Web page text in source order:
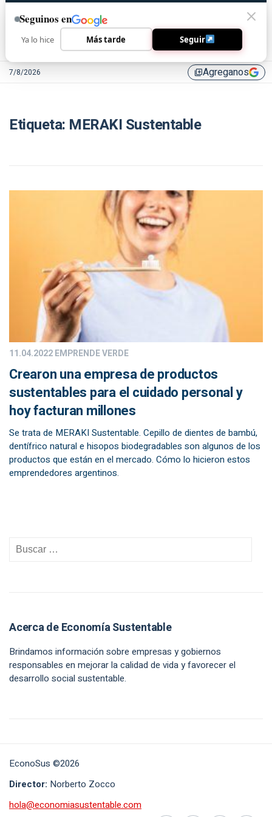
7/8/2026 library_addAgreganos
Etiqueta: MERAKI Sustentable
11.04.2022EMPRENDE VERDE
Crearon una empresa de productos
sustentables para el cuidado personal y
hoy facturan millones
Se trata de MERAKI Sustentable. Cepillo de dientes de bambú,
dentífrico natural e hisopos biodegradables son algunos de los
productos que están en el mercado. Cómo lo hicieron estos
emprendedores argentinos.
Acerca de Economía Sustentable
Brindamos información sobre empresas y gobiernos
responsables en mejorar la calidad de vida y favorecer el
desarrollo social sustentable.
EconoSus ©2026
Director: Norberto Zocco
hola@economiasustentable.com
Seguinos en
Ya lo hice Más tarde Seguir